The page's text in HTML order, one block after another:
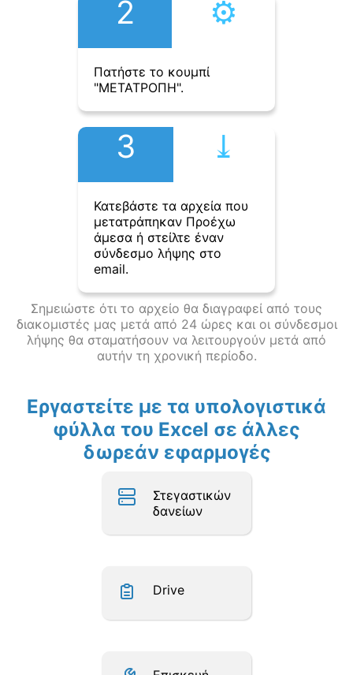
2 ⚙︎
Πατήστε το κουμπί
"ΜΕΤΑΤΡΟΠΗ".
3 ⤓︎
Κατεβάστε τα αρχεία που
μετατράπηκαν Προέχω
άμεσα ή στείλτε έναν
σύνδεσμο λήψης στο
email.
Σημειώστε ότι το αρχείο θα διαγραφεί από τους
διακομιστές μας μετά από 24 ώρες και οι σύνδεσμοι
λήψης θα σταματήσουν να λειτουργούν μετά από
αυτήν τη χρονική περίοδο.
Εργαστείτε με τα υπολογιστικά
φύλλα του Excel σε άλλες
δωρεάν εφαρμογές
Στεγαστικών
δανείων
Drive